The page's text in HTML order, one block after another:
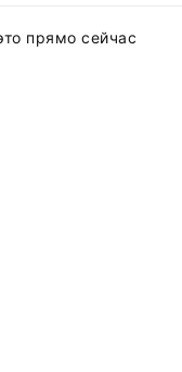
прямо сейчас